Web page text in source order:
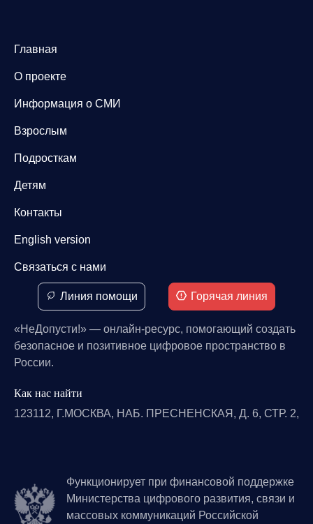
Главная
О проекте
Информация о СМИ
Взрослым
Подросткам
Детям
Контакты
English version
Связаться с нами
Линия помощи Горячая линия
«НеДопусти!» — онлайн-ресурс, помогающий создать
безопасное и позитивное цифровое пространство в
России.
Как нас найти
123112, Г.МОСКВА, НАБ. ПРЕСНЕНСКАЯ, Д. 6, СТР. 2,
Функционирует при финансовой поддержке
Министерства цифрового развития, связи и
массовых коммуникаций Российской